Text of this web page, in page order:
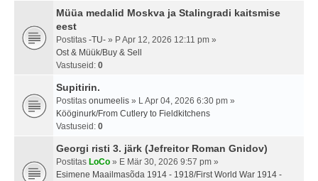
Müüa medalid Moskva ja Stalingradi kaitsmise
eest
Postitas -TU- » P Apr 12, 2026 12:11 pm »
Ost & Müük/Buy & Sell
Vastuseid: 0
Supitirin.
Postitas onumeelis » L Apr 04, 2026 6:30 pm »
Kööginurk/From Cutlery to Fieldkitchens
Vastuseid: 0
Georgi risti 3. järk (Jefreitor Roman Gnidov)
Postitas LoCo » E Mär 30, 2026 9:57 pm »
Esimene Maailmasõda 1914 - 1918/First World War 1914 -